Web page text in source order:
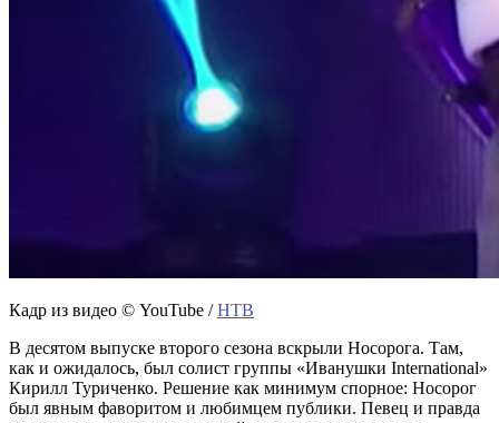
Кадр из видео © YouTube /НТВ
В десятом выпуске второго сезона вскрыли Носорога. Там,
как и ожидалось, был солист группы «Иванушки International»
Кирилл Туриченко. Решение как минимум спорное: Носорог
был явным фаворитом и любимцем публики. Певец и правда